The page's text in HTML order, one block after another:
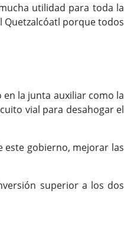
utilidad para toda la
Quetzalcóatl porque todos
la junta auxiliar como la
vial para desahogar el
este gobierno, mejorar las
superior a los dos